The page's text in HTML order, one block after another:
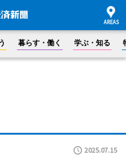
暮らす・働く 学ぶ・知る
2025.07.15